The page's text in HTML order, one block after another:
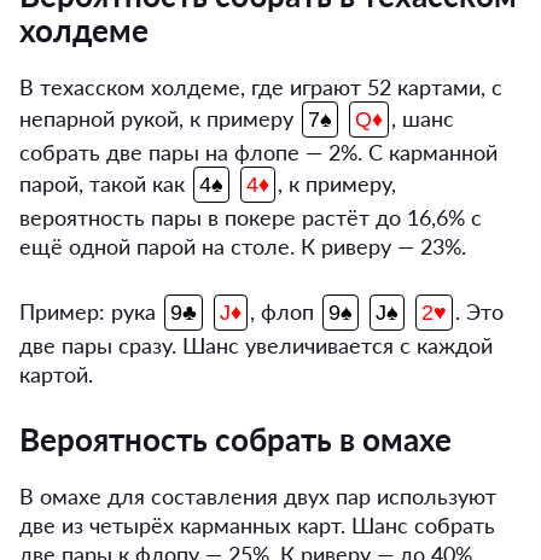
холдеме
В техасском холдеме, где играют 52 картами, с
непарной рукой, к примеру
7♠ Q♦ , шанс
собрать две пары на флопе — 2%. С карманной
парой, такой как 4♠ 4♦ , к примеру,
вероятность пары в покере растёт до 16,6% с
ещё одной парой на столе. К риверу — 23%.
Пример: рука 9♣ J♦ , флоп 9♠ J♠ 2♥ . Это
две пары сразу. Шанс увеличивается с каждой
картой.
Вероятность собрать в омахе
В омахе для составления двух пар используют
две из четырёх карманных карт. Шанс собрать
две пары к флопу — 25%. К риверу — до 40%.